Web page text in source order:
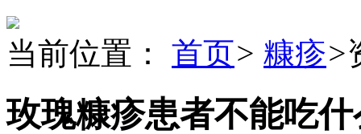
当前位置： 首页> 糠疹>
玫瑰糠疹患者不能吃什